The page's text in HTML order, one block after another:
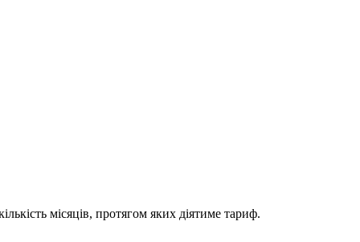
місяців, протягом яких діятиме тариф.